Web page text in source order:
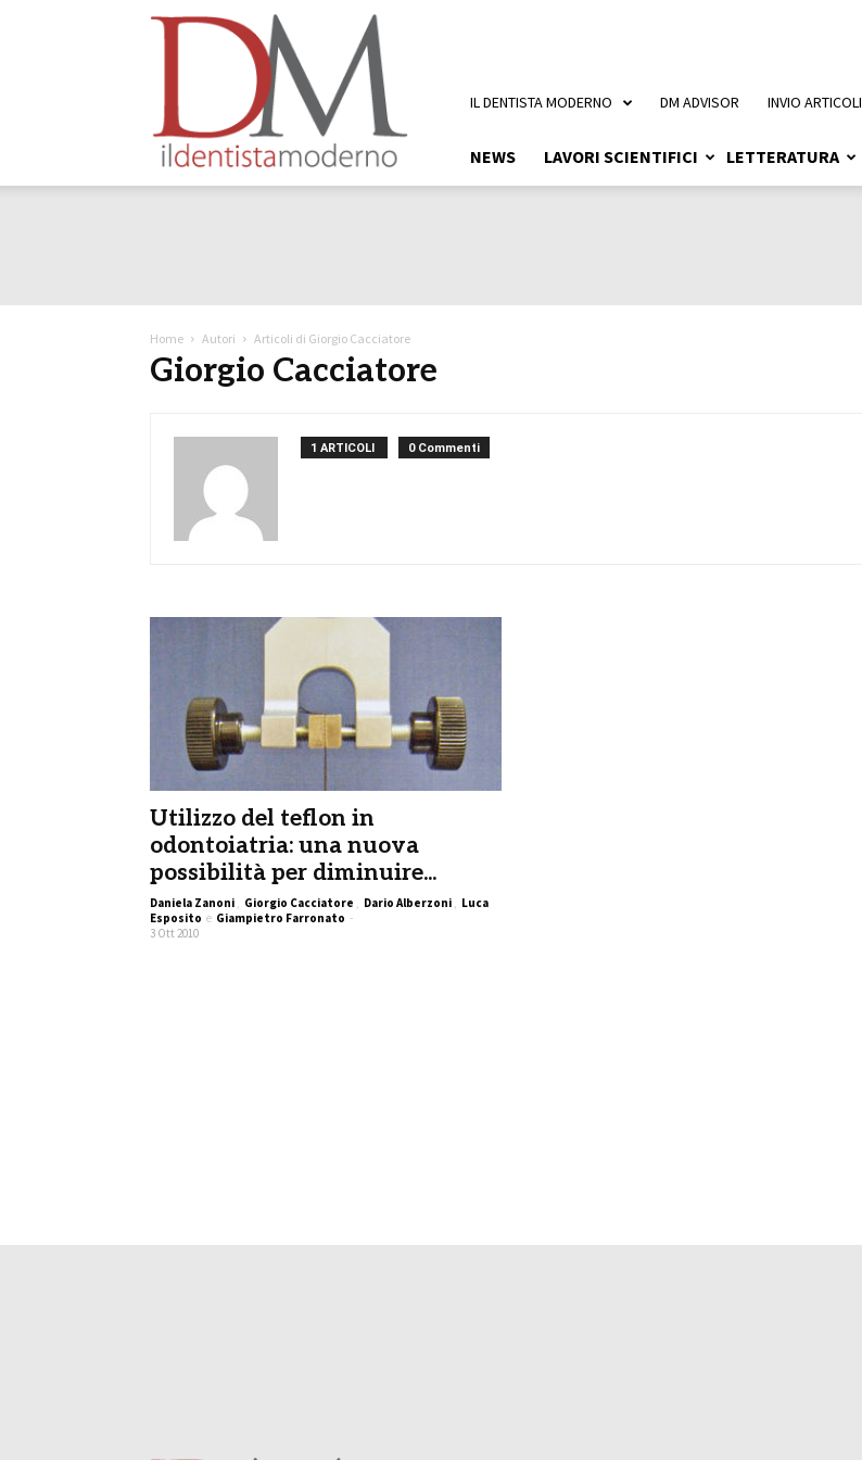
NEWS LAVORI SCIENTIFICI LETTERATURA
IL DENTISTA MODERNO DM ADVISOR INVIO ARTICOLI
Home Autori Articoli di Giorgio Cacciatore
Giorgio Cacciatore
1 ARTICOLI 0 Commenti
Utilizzo del teflon in
odontoiatria: una nuova
possibilità per diminuire...
Daniela Zanoni , Giorgio Cacciatore , Dario Alberzoni , Luca
Esposito e Giampietro Farronato -
3 Ott 2010